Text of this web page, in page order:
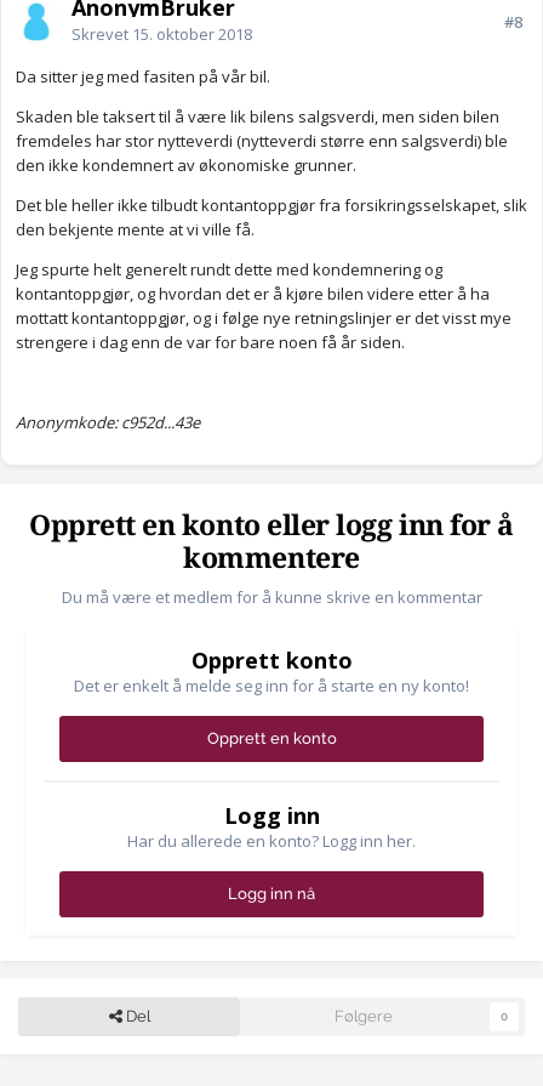
AnonymBruker
Skrevet 15. oktober 2018
#8
Da sitter jeg med fasiten på vår bil.
Skaden ble taksert til å være lik bilens salgsverdi, men siden bilen
fremdeles har stor nytteverdi (nytteverdi større enn salgsverdi) ble
den ikke kondemnert av økonomiske grunner.
Det ble heller ikke tilbudt kontantoppgjør fra forsikringsselskapet, slik
den bekjente mente at vi ville få.
Jeg spurte helt generelt rundt dette med kondemnering og
kontantoppgjør, og hvordan det er å kjøre bilen videre etter å ha
mottatt kontantoppgjør, og i følge nye retningslinjer er det visst mye
strengere i dag enn de var for bare noen få år siden.
Anonymkode: c952d...43e
Opprett en konto eller logg inn for å
kommentere
Du må være et medlem for å kunne skrive en kommentar
Opprett konto
Det er enkelt å melde seg inn for å starte en ny konto!
Opprett en konto
Logg inn
Har du allerede en konto? Logg inn her.
Logg inn nå
Del Følgere 0